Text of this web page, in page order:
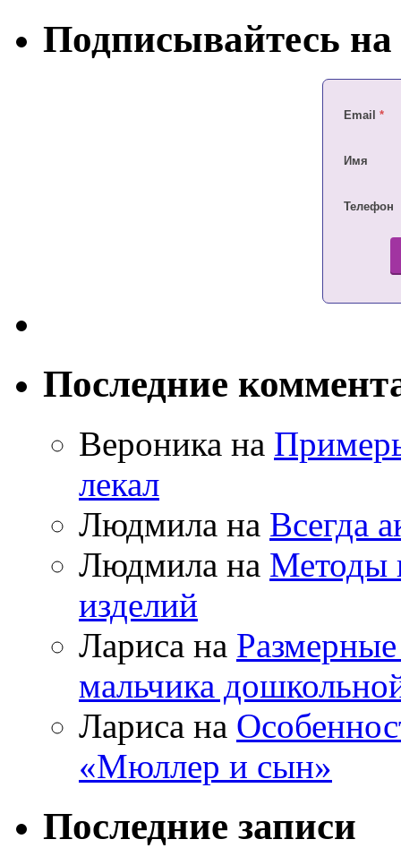
Подписывайтесь
Email *
Имя
Телефон
Последние
Вероника на
лекал
Людмила на Всегда
Людмила на Методы
изделий
Лариса на
мальчика
Лариса на
«Мюллер и сын»
Последние записи